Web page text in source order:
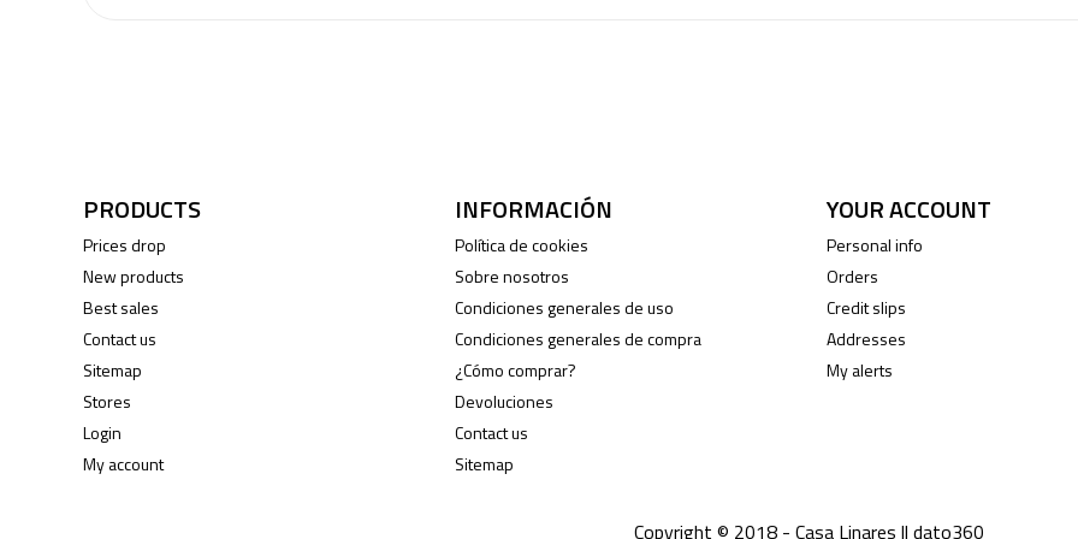
PRODUCTS
Prices drop
New products
Best sales
Contact us
Sitemap
Stores
Login
My account
INFORMACIÓN
Política de cookies
Sobre nosotros
Condiciones generales de uso
Condiciones generales de compra
¿Cómo comprar?
Devoluciones
Contact us
Sitemap
YOUR ACCOUNT
Personal info
Orders
Credit slips
Addresses
My alerts
Copyright © 2018 - Casa Linares || dato360